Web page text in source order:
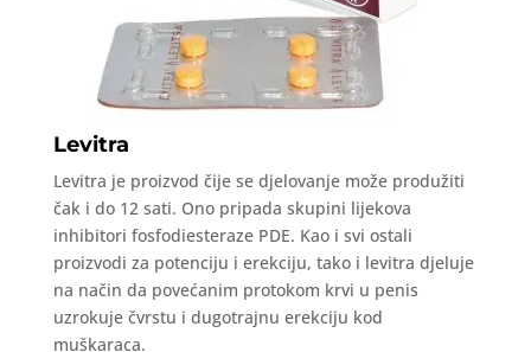
Levitra
Levitra je proizvod čije se djelovanje može produžiti
čak i do 12 sati. Ono pripada skupini lijekova
inhibitori fosfodiesteraze PDE. Kao i svi ostali
proizvodi za potenciju i erekciju, tako i levitra djeluje
na način da povećanim protokom krvi u penis
uzrokuje čvrstu i dugotrajnu erekciju kod
muškaraca.